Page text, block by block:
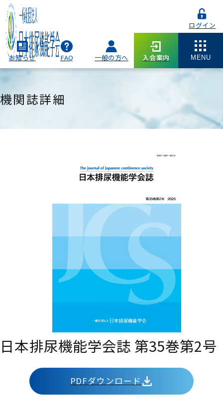
ログイン
お知らせ FAQ 一般の方へ 入会案内 MENU
機関誌詳細
日本排尿機能学会誌 第35巻第2号
PDFダウンロード